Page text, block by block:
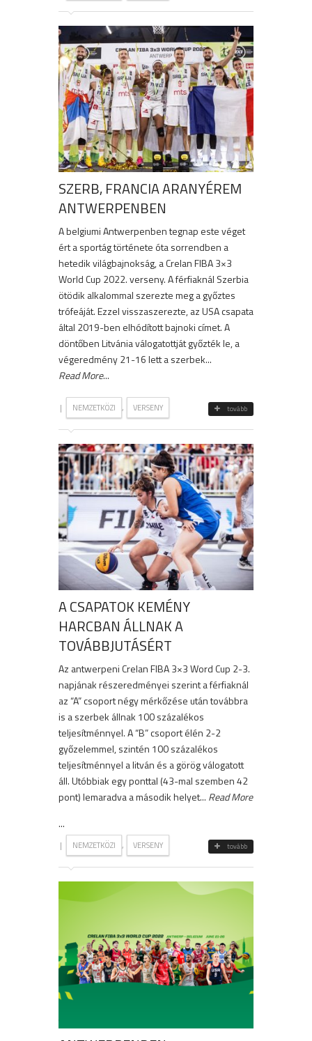
SZERB, FRANCIA ARANYÉREM
ANTWERPENBEN
A belgiumi Antwerpenben tegnap este véget
ért a sportág története óta sorrendben a
hetedik világbajnokság, a Crelan FIBA 3×3
World Cup 2022. verseny. A férfiaknál Szerbia
ötödik alkalommal szerezte meg a győztes
trófeáját. Ezzel visszaszerezte, az USA csapata
által 2019-ben elhódított bajnoki címet. A
döntőben Litvánia válogatottját győzték le, a
végeredmény 21-16 lett a szerbek...
Read More...
| NEMZETKÖZI , VERSENY tovább
A CSAPATOK KEMÉNY
HARCBAN ÁLLNAK A
TOVÁBBJUTÁSÉRT
Az antwerpeni Crelan FIBA 3×3 Word Cup 2-3.
napjának részeredményei szerint a férfiaknál
az “A” csoport négy mérkőzése után továbbra
is a szerbek állnak 100 százalékos
teljesítménnyel. A “B” csoport élén 2-2
győzelemmel, szintén 100 százalékos
teljesítménnyel a litván és a görög válogatott
áll. Utóbbiak egy ponttal (43-mal szemben 42
pont) lemaradva a második helyet... Read More
...
| NEMZETKÖZI , VERSENY tovább